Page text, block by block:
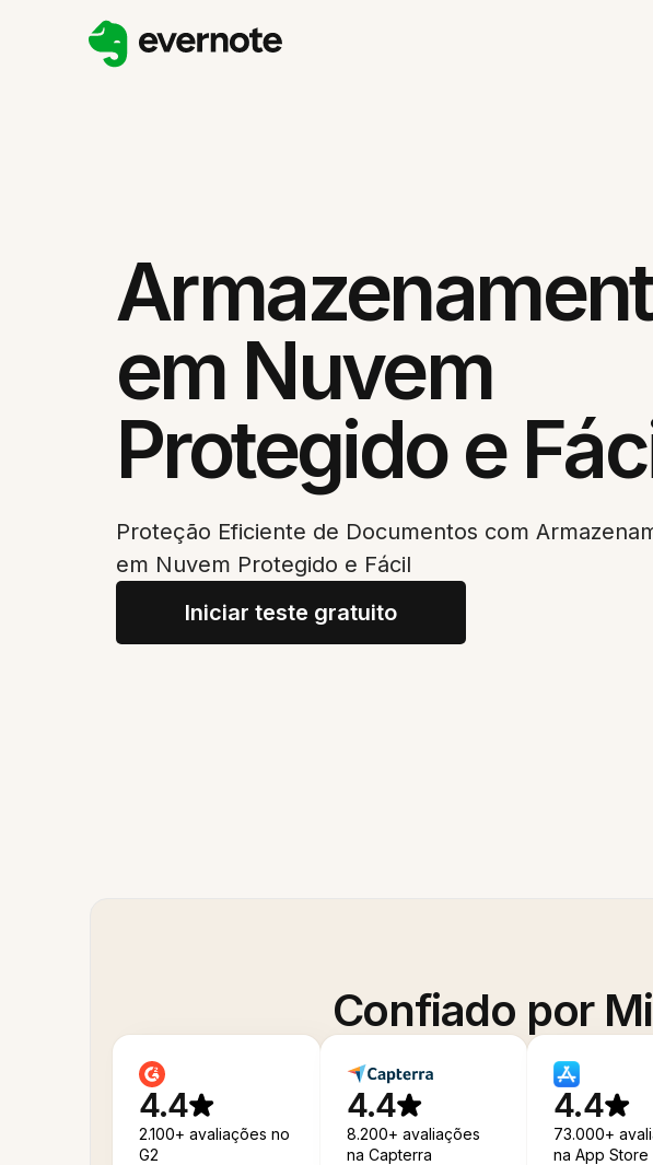
em Nuvem
Protegido e
Proteção Eficiente de Documentos com
em Nuvem Protegido e Fácil
Iniciar teste gratuito
Confiado por
4.4
2.100+ avaliações no
G2
4.4
8.200+ avaliações
na Capterra
4.4
73.000+
na App Store